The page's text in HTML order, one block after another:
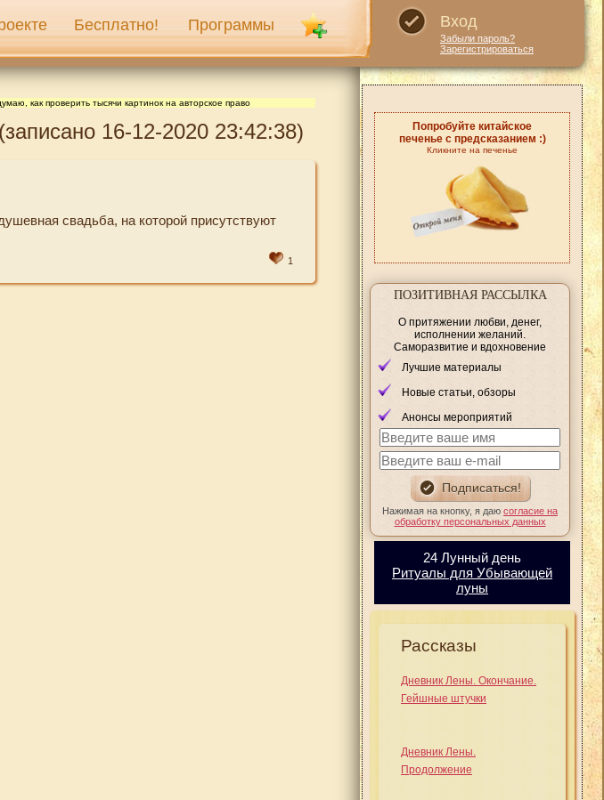
Бесплатно! Программы Вход
Забыли пароль?
Зарегистрироваться
как проверить тысячи картинок на авторское право
16-12-2020 23:42:38)
свадьба, на которой присутствуют
1
Попробуйте китайское
печенье с предсказанием :)
Кликните на печенье
ПОЗИТИВНАЯ РАССЫЛКА
О притяжении любви, денег,
исполнении желаний.
Саморазвитие и вдохновение
Лучшие материалы
Новые статьи, обзоры
Анонсы мероприятий
Нажимая на кнопку, я даю согласие на
обработку персональных данных
24 Лунный день
Ритуалы для Убывающей
луны
Рассказы
Дневник Лены. Окончание.
Гейшные штучки
Дневник Лены.
Продолжение